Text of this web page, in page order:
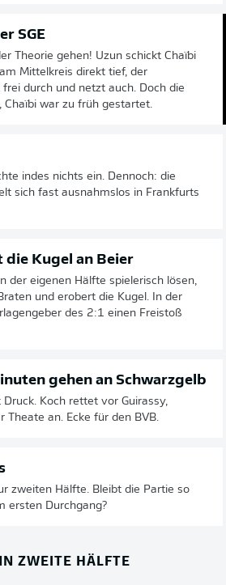
SGE
Theorie gehen! Uzun schickt Chaïbi
Mittelkreis direkt tief, der
durch und netzt auch. Doch die
Chaïbi war zu früh gestartet.
indes nichts ein. Dennoch: die
sich fast ausnahmslos in Frankfurts
die Kugel an Beier
der eigenen Hälfte spielerisch lösen,
und erobert die Kugel. In der
des 2:1 einen Freistoß
gehen an Schwarzgelb
Koch rettet vor Guirassy,
Theate an. Ecke für den BVB.
zweiten Hälfte. Bleibt die Partie so
ersten Durchgang?
ZWEITE HÄLFTE